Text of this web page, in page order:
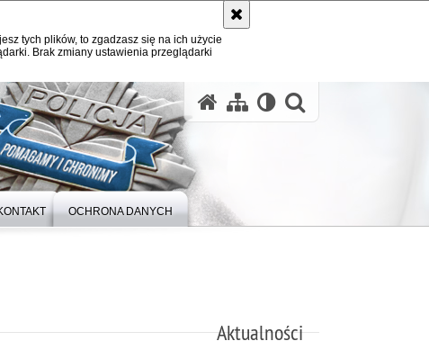
tych plików, to zgadzasz się na ich użycie
Brak zmiany ustawienia przeglądarki
OCHRONA DANYCH
Aktualności